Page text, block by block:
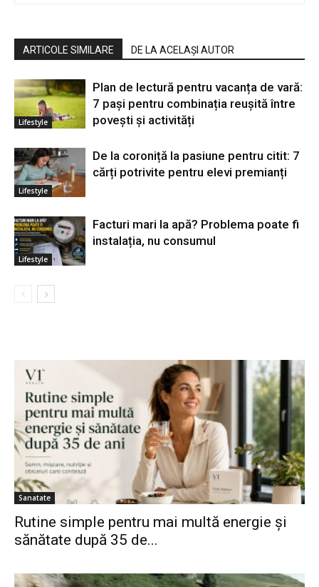
ARTICOLE SIMILARE DE LA ACELAȘI AUTOR
Lifestyle
Plan de lectură pentru vacanța de vară:
7 pași pentru combinația reușită între
povești și activități
Lifestyle
De la coroniță la pasiune pentru citit: 7
cărți potrivite pentru elevi premianți
Lifestyle
Facturi mari la apă? Problema poate fi
instalația, nu consumul
Sanatate
Rutine simple pentru mai multă energie și
sănătate după 35 de...